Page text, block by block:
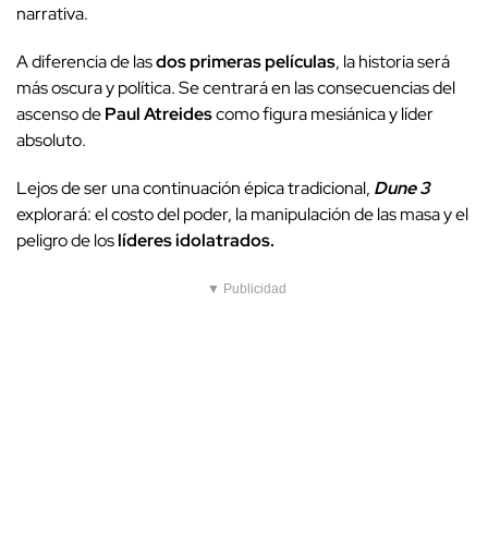
narrativa.
A diferencia de lasdos primeras películas, la historia será
más oscura y política. Se centrará en las consecuencias del
ascenso dePaul Atreidescomo figura mesiánica y líder
absoluto.
Lejos de ser una continuación épica tradicional, Dune 3
explorará: el costo del poder, la manipulación de las masa y el
peligro de loslíderes idolatrados.
▼ Publicidad